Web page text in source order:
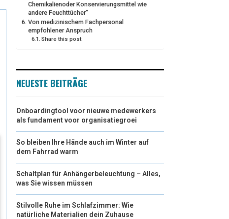
Chemikalienoder Konservierungsmittel wie
andere Feuchttücher“
Von medizinischem Fachpersonal
empfohlener Anspruch
Share this post:
NEUESTE BEITRÄGE
Onboardingtool voor nieuwe medewerkers
als fundament voor organisatiegroei
So bleiben Ihre Hände auch im Winter auf
dem Fahrrad warm
Schaltplan für Anhängerbeleuchtung – Alles,
was Sie wissen müssen
Stilvolle Ruhe im Schlafzimmer: Wie
natürliche Materialien dein Zuhause